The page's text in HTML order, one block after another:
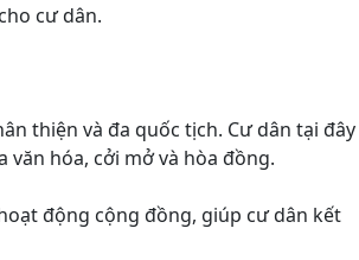
cư dân.
thiện và đa quốc tịch. Cư dân tại đây
hóa, cởi mở và hòa đồng.
động cộng đồng, giúp cư dân kết